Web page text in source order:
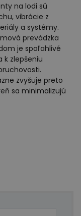
na lodi sú
vibrácie z
a systémy.
prevádzka
je spoľahlivé
k zlepšeniu
zvyšuje preto
sa minimalizujú